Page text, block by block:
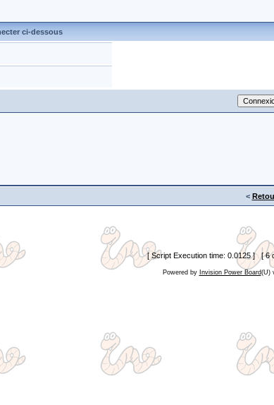
ci-dessous
<
[ Script Execution time: 0.0125 ] [
Powered by Invision Power Board(U)